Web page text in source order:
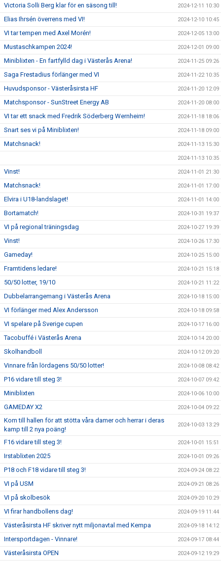
Victoria Solli Berg klar för en säsong till! 2024-12-11 10:30
Elias Ihrsén överrens med VI! 2024-12-10 10:45
VI tar tempen med Axel Morén! 2024-12-05 13:00
Mustaschkampen 2024! 2024-12-01 09:00
Miniblixten - En fartfylld dag i Västerås Arena! 2024-11-25 09:26
Saga Frestadius förlänger med VI 2024-11-22 10:35
Huvudsponsor - Västeråsirsta HF 2024-11-20 12:09
Matchsponsor - SunStreet Energy AB 2024-11-20 08:00
VI tar ett snack med Fredrik Söderberg Wernheim! 2024-11-18 18:06
Snart ses vi på Miniblixten! 2024-11-18 09:00
Matchsnack! 2024-11-13 15:30
2024-11-13 10:35
Vinst! 2024-11-01 21:30
Matchsnack! 2024-11-01 17:00
Elvira i U18-landslaget! 2024-11-01 14:00
Bortamatch! 2024-10-31 19:37
VI på regional träningsdag 2024-10-27 19:39
Vinst! 2024-10-26 17:30
Gameday! 2024-10-25 15:00
Framtidens ledare! 2024-10-21 15:18
50/50 lotter, 19/10 2024-10-21 11:22
Dubbelarrangemang i Västerås Arena 2024-10-18 15:00
VI förlänger med Alex Andersson 2024-10-18 09:58
VI spelare på Sverige cupen 2024-10-17 16:00
Tacobuffé i Västerås Arena 2024-10-14 20:00
Skolhandboll 2024-10-12 09:20
Vinnare från lördagens 50/50 lotter! 2024-10-08 08:42
P16 vidare till steg 3! 2024-10-07 09:42
Miniblixten 2024-10-06 10:00
GAMEDAY X2 2024-10-04 09:22
Kom till hallen för att stötta våra damer och herrar i deras
kamp till 2 nya poäng!
2024-10-03 13:29
F16 vidare till steg 3! 2024-10-01 15:51
Irstablixten 2025 2024-10-01 09:26
P18 och F18 vidare till steg 3! 2024-09-24 08:22
VI på USM 2024-09-21 08:26
VI på skolbesök 2024-09-20 10:29
VI firar handbollens dag! 2024-09-19 11:44
Västeråsirsta HF skriver nytt miljonavtal med Kempa 2024-09-18 14:12
Intersportdagen - Vinnare! 2024-09-17 08:44
Västeråsirsta OPEN 2024-09-12 19:29